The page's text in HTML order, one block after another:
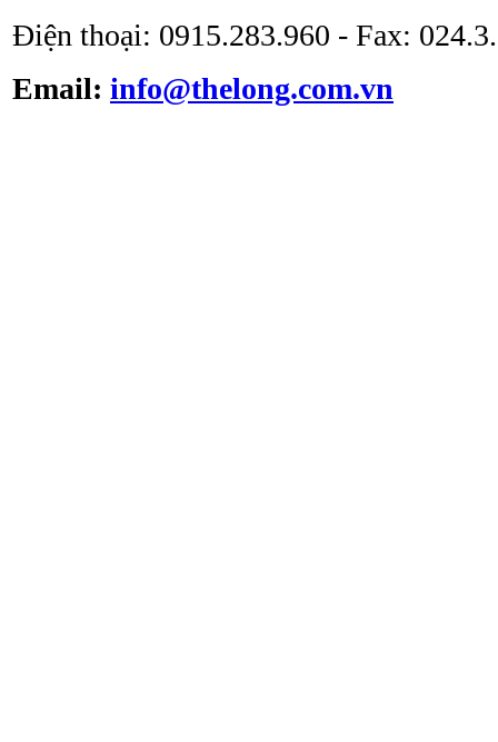
Điện thoại: 0915.283.960 - Fax:
Email: info@thelong.com.vn